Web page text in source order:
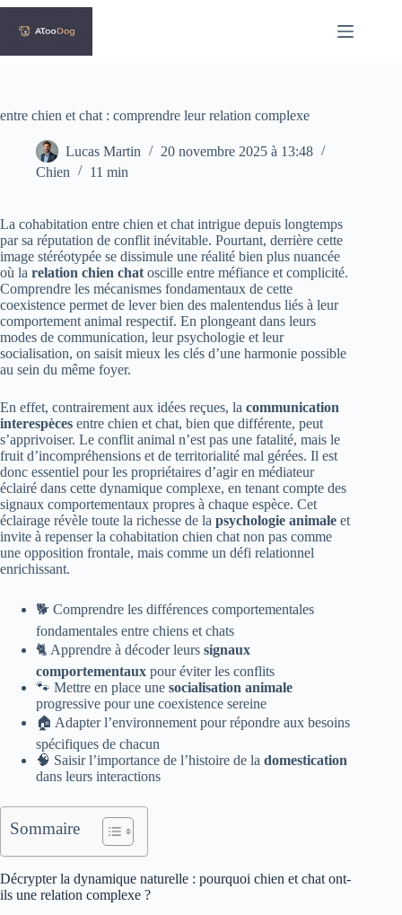
Passer
contenu
entre chien et chat : comprendre leur relation complexe
Lucas Martin
20 novembre 2025 à 13:48
Chien
11 min
La cohabitation entre chien et chat intrigue depuis longtemps
par sa réputation de conflit inévitable. Pourtant, derrière cette
image stéréotypée se dissimule une réalité bien plus nuancée
où la relation chien chat oscille entre méfiance et complicité.
Comprendre les mécanismes fondamentaux de cette
coexistence permet de lever bien des malentendus liés à leur
comportement animal respectif. En plongeant dans leurs
modes de communication, leur psychologie et leur
socialisation, on saisit mieux les clés d’une harmonie possible
au sein du même foyer.
En effet, contrairement aux idées reçues, la communication
interespèces entre chien et chat, bien que différente, peut
s’apprivoiser. Le conflit animal n’est pas une fatalité, mais le
fruit d’incompréhensions et de territorialité mal gérées. Il est
donc essentiel pour les propriétaires d’agir en médiateur
éclairé dans cette dynamique complexe, en tenant compte des
signaux comportementaux propres à chaque espèce. Cet
éclairage révèle toute la richesse de la psychologie animale et
invite à repenser la cohabitation chien chat non pas comme
une opposition frontale, mais comme un défi relationnel
enrichissant.
🐕 Comprendre les différences comportementales
fondamentales entre chiens et chats
🐈 Apprendre à décoder leurs signaux
comportementaux pour éviter les conflits
🐾 Mettre en place une socialisation animale
progressive pour une coexistence sereine
🏠 Adapter l’environnement pour répondre aux besoins
spécifiques de chacun
🧠 Saisir l’importance de l’histoire de la domestication
dans leurs interactions
Sommaire
Décrypter la dynamique naturelle : pourquoi chien et chat ont-
ils une relation complexe ?